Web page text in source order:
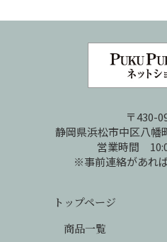
〒430-
静岡県浜松市中区八幡
営業時間
※事前連絡があれ
トップページ
商品一覧